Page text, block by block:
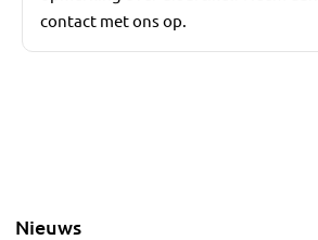
contact met ons op.
Nieuws